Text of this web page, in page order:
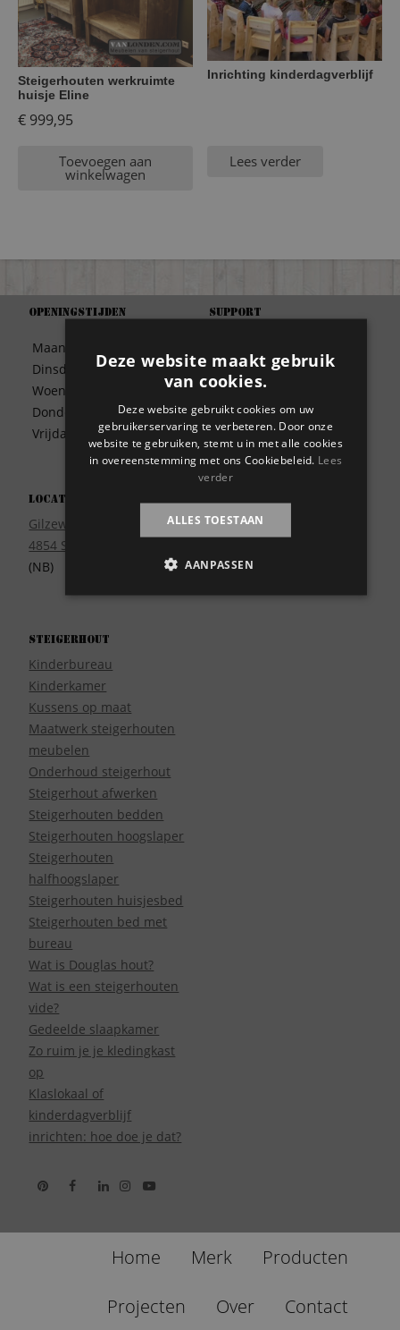
Steigerhouten werkruimte
huisje Eline
€ 999,95
Toevoegen aan
winkelwagen
Inrichting kinderdagverblijf
Lees verder
Openingstijden
Maandag
Dinsdag
Woensdag
Donderdag
Vrijdag
09:30 – 17:00
09:30 – 17:00
09:30 – 17:00
09:30 – 17:00
Locatie
Gilzeweg 17
4854 SE Bavel
(NB)
Support
Betaalwijze
Bezorgen
Contact
Disclaimer
Garantie
Meest gestelde vragen
Privacy
Wie zijn wij?
Steigerhout
Kinderbureau
Kinderkamer
Kussens op maat
Maatwerk steigerhouten
meubelen
Onderhoud steigerhout
Steigerhout afwerken
Steigerhouten bedden
Steigerhouten hoogslaper
Steigerhouten
halfhoogslaper
Steigerhouten huisjesbed
Steigerhouten bed met
bureau
Wat is Douglas hout?
Wat is een steigerhouten
vide?
Gedeelde slaapkamer
Zo ruim je je kledingkast
op
Klaslokaal of
kinderdagverblijf
inrichten: hoe doe je dat?
Home Merk Producten
Projecten Over Contact
Deze website maakt gebruik
van cookies.
Deze website gebruikt cookies om uw
gebruikerservaring te verbeteren. Door onze
website te gebruiken, stemt u in met alle cookies
in overeenstemming met ons Cookiebeleid. Lees
verder
ALLES TOESTAAN
AANPASSEN